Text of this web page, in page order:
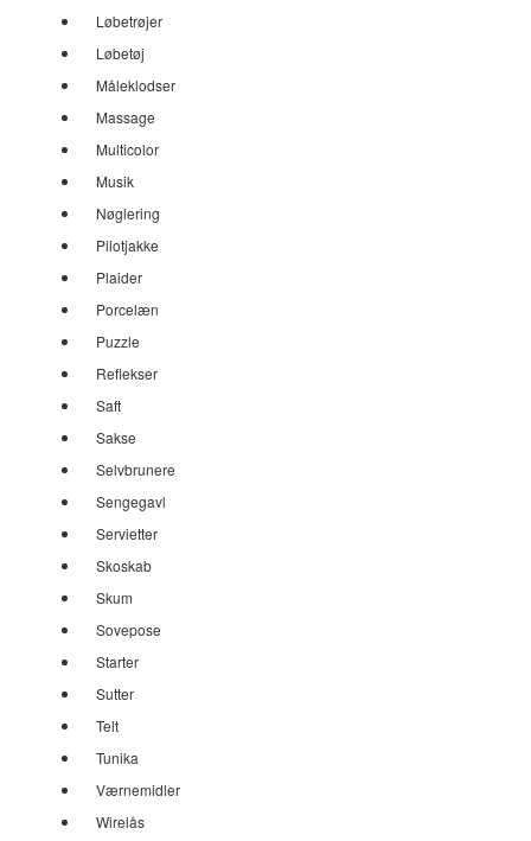
Løbetrøjer
Løbetøj
Måleklodser
Massage
Multicolor
Musik
Nøglering
Pilotjakke
Plaider
Porcelæn
Puzzle
Reflekser
Saft
Sakse
Selvbrunere
Sengegavl
Servietter
Skoskab
Skum
Sovepose
Starter
Sutter
Telt
Tunika
Værnemidler
Wirelås